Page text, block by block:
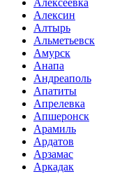
Алексеевка
Алексин
Алтырь
Альметьевск
Амурск
Анапа
Андреаполь
Апатиты
Апрелевка
Апшеронск
Арамиль
Ардатов
Арзамас
Аркадак